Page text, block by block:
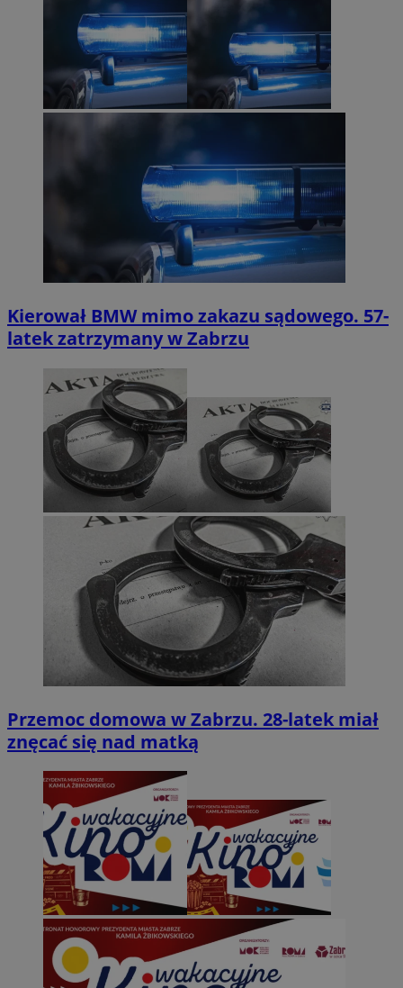
Kierował BMW mimo zakazu sądowego. 57-
latek zatrzymany w Zabrzu
Przemoc domowa w Zabrzu. 28-latek miał
znęcać się nad matką